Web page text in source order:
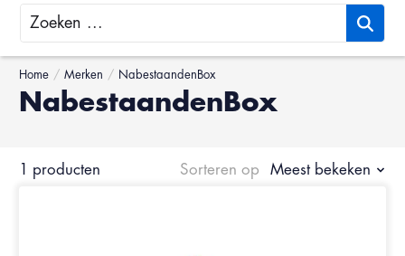
Zoeken
Home / Merken / NabestaandenBox
NabestaandenBox
1 producten Sorteren op Meest bekeken